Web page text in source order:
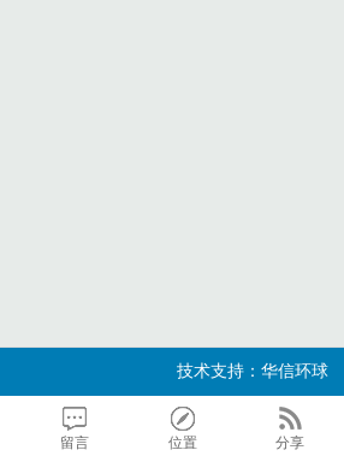
技术支持：华信环球
留言 位置 分享